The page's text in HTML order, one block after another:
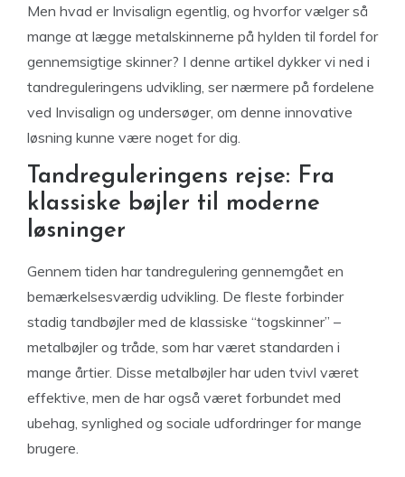
Men hvad er Invisalign egentlig, og hvorfor vælger så
mange at lægge metalskinnerne på hylden til fordel for
gennemsigtige skinner? I denne artikel dykker vi ned i
tandreguleringens udvikling, ser nærmere på fordelene
ved Invisalign og undersøger, om denne innovative
løsning kunne være noget for dig.
Tandreguleringens rejse: Fra
klassiske bøjler til moderne
løsninger
Gennem tiden har tandregulering gennemgået en
bemærkelsesværdig udvikling. De fleste forbinder
stadig tandbøjler med de klassiske “togskinner” –
metalbøjler og tråde, som har været standarden i
mange årtier. Disse metalbøjler har uden tvivl været
effektive, men de har også været forbundet med
ubehag, synlighed og sociale udfordringer for mange
brugere.